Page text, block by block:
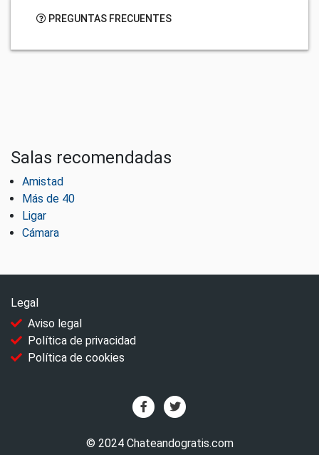
PREGUNTAS FRECUENTES
Salas recomendadas
Amistad
Más de 40
Ligar
Cámara
Legal
Aviso legal
Política de privacidad
Política de cookies
© 2024 Chateandogratis.com